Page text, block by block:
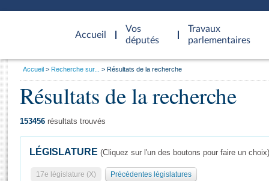
Accueil
d'accueil
Vos
députés
Travaux
parlementaires
Général
Vous
Accueil Recherche sur... Résultats de la recherche
Résultats de la recherche
153456 résultats trouvés
LÉGISLATURE (Cliquez sur l'un des boutons pour faire un choix)
17e législature (X) Précédentes législatures